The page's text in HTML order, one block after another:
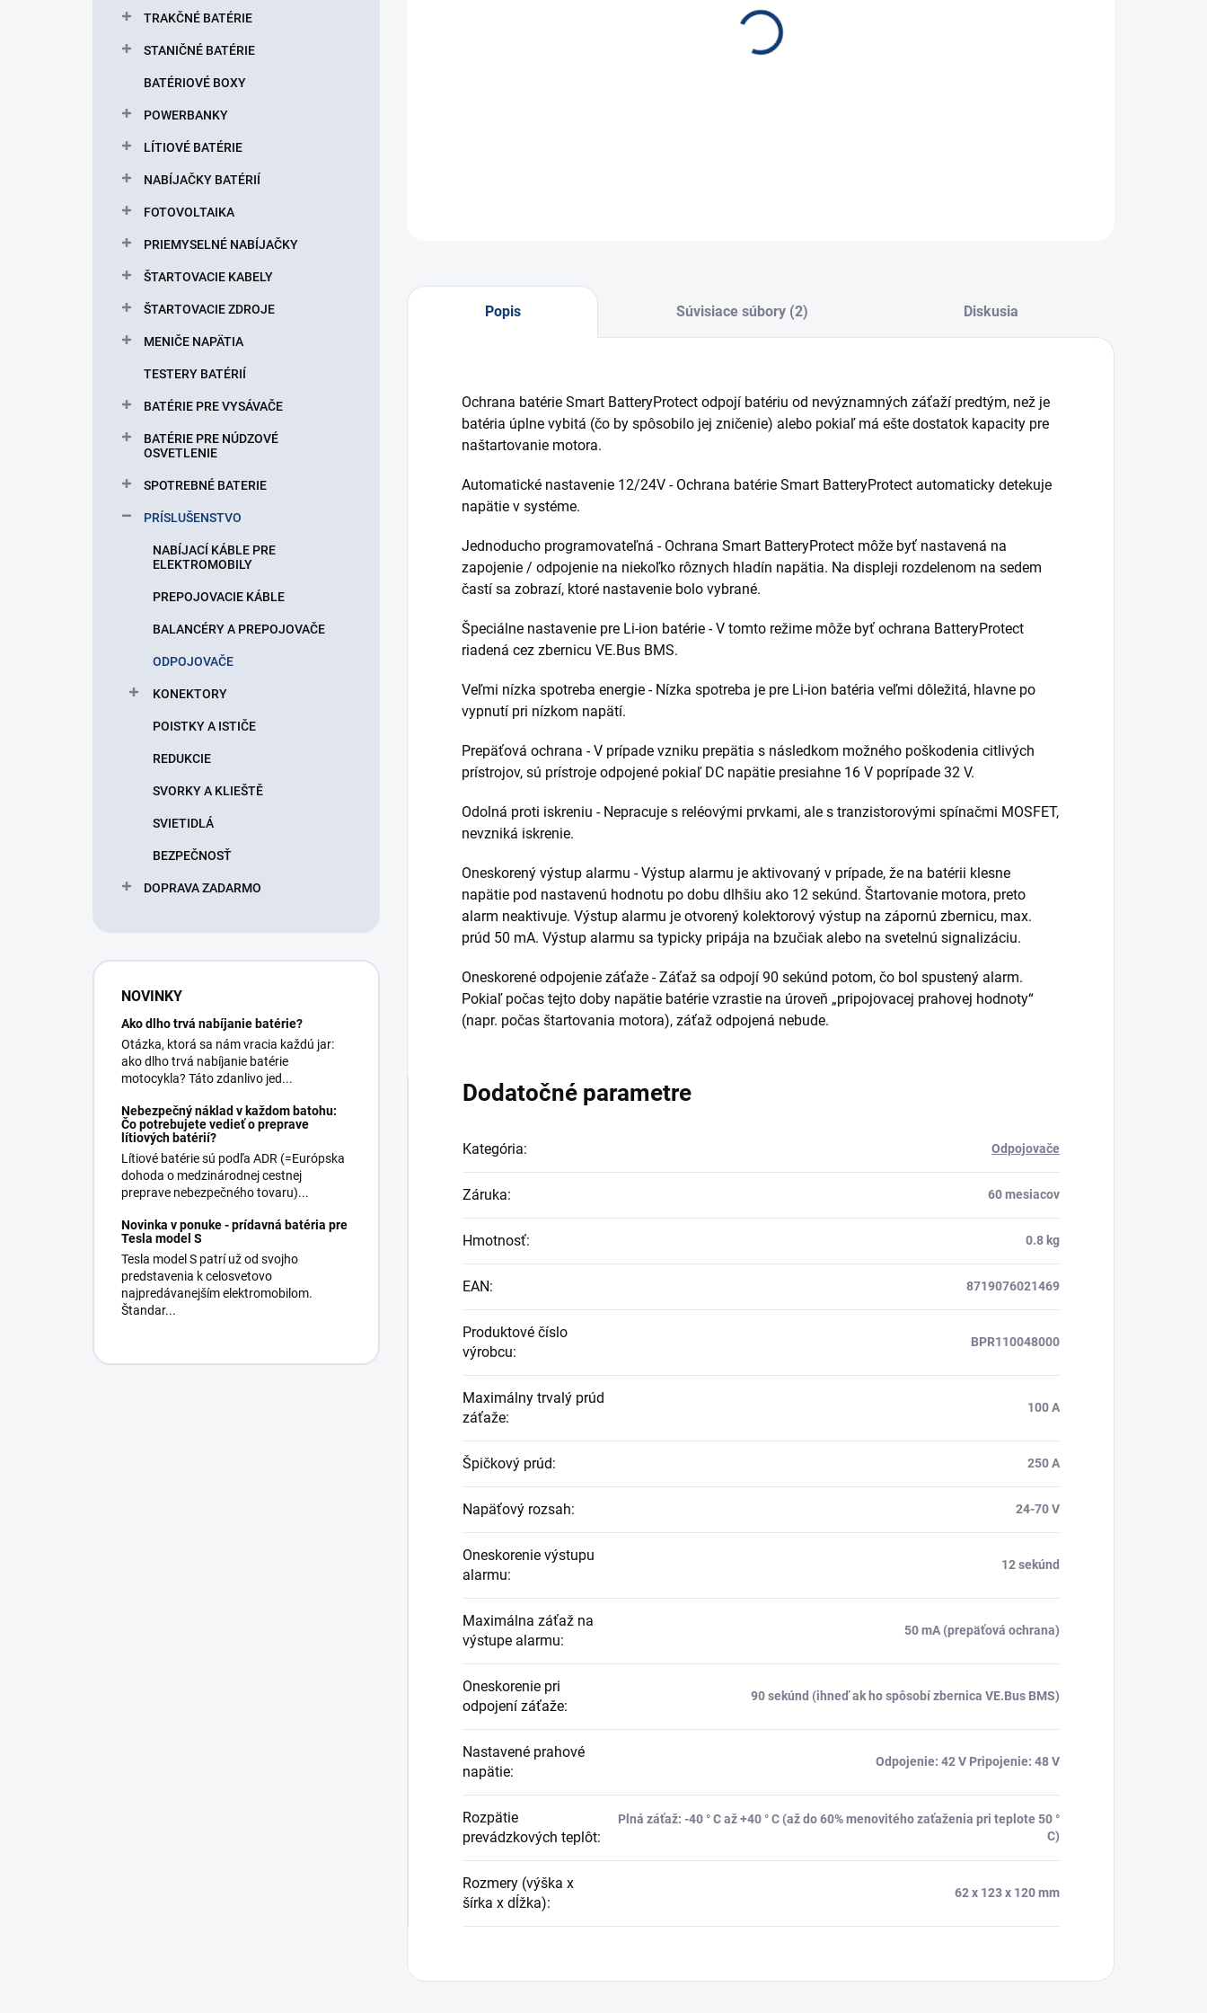
TRAKČNÉ BATÉRIE
STANIČNÉ BATÉRIE
BATÉRIOVÉ BOXY
POWERBANKY
LÍTIOVÉ BATÉRIE
NABÍJAČKY BATÉRIÍ
FOTOVOLTAIKA
PRIEMYSELNÉ NABÍJAČKY
ŠTARTOVACIE KABELY
ŠTARTOVACIE ZDROJE
MENIČE NAPÄTIA
TESTERY BATÉRIÍ
BATÉRIE PRE VYSÁVAČE
BATÉRIE PRE NÚDZOVÉ
OSVETLENIE
SPOTREBNÉ BATERIE
PRÍSLUŠENSTVO
NABÍJACÍ KÁBLE PRE
ELEKTROMOBILY
PREPOJOVACIE KÁBLE
BALANCÉRY A PREPOJOVAČE
ODPOJOVAČE
KONEKTORY
POISTKY A ISTIČE
REDUKCIE
SVORKY A KLIEŠTĚ
SVIETIDLÁ
BEZPEČNOSŤ
DOPRAVA ZADARMO
NOVINKY
Ako dlho trvá nabíjanie batérie?
Otázka, ktorá sa nám vracia každú jar:
ako dlho trvá nabíjanie batérie
motocykla? Táto zdanlivo jed...
Nebezpečný náklad v každom batohu:
Čo potrebujete vedieť o preprave
lítiových batérií?
Lítiové batérie sú podľa ADR (=Európska
dohoda o medzinárodnej cestnej
preprave nebezpečného tovaru)...
Novinka v ponuke - prídavná batéria pre
Tesla model S
Tesla model S patrí už od svojho
predstavenia k celosvetovo
najpredávanejším elektromobilom.
Štandar...
DETAILNÉ INFORMÁCIE
Popis Súvisiace súbory (2) Diskusia
Ochrana batérie Smart BatteryProtect odpojí batériu od nevýznamných záťaží predtým, než je
batéria úplne vybitá (čo by spôsobilo jej zničenie) alebo pokiaľ má ešte dostatok kapacity pre
naštartovanie motora.
Automatické nastavenie 12/24V - Ochrana batérie Smart BatteryProtect automaticky detekuje
napätie v systéme.
Jednoducho programovateľná - Ochrana Smart BatteryProtect môže byť nastavená na
zapojenie / odpojenie na niekoľko rôznych hladín napätia. Na displeji rozdelenom na sedem
častí sa zobrazí, ktoré nastavenie bolo vybrané.
Špeciálne nastavenie pre Li-ion batérie - V tomto režime môže byť ochrana BatteryProtect
riadená cez zbernicu VE.Bus BMS.
Veľmi nízka spotreba energie - Nízka spotreba je pre Li-ion batéria veľmi dôležitá, hlavne po
vypnutí pri nízkom napätí.
Prepäťová ochrana - V prípade vzniku prepätia s následkom možného poškodenia citlivých
prístrojov, sú prístroje odpojené pokiaľ DC napätie presiahne 16 V poprípade 32 V.
Odolná proti iskreniu - Nepracuje s reléovými prvkami, ale s tranzistorovými spínačmi MOSFET,
nevzniká iskrenie.
Oneskorený výstup alarmu - Výstup alarmu je aktivovaný v prípade, že na batérii klesne
napätie pod nastavenú hodnotu po dobu dlhšiu ako 12 sekúnd. Štartovanie motora, preto
alarm neaktivuje. Výstup alarmu je otvorený kolektorový výstup na zápornú zbernicu, max.
prúd 50 mA. Výstup alarmu sa typicky pripája na bzučiak alebo na svetelnú signalizáciu.
Oneskorené odpojenie záťaže - Záťaž sa odpojí 90 sekúnd potom, čo bol spustený alarm.
Pokiaľ počas tejto doby napätie batérie vzrastie na úroveň „pripojovacej prahovej hodnoty“
(napr. počas štartovania motora), záťaž odpojená nebude.
Dodatočné parametre
Kategória: Odpojovače
Záruka: 60 mesiacov
Hmotnosť: 0.8 kg
EAN: 8719076021469
Produktové číslo
výrobcu:
BPR110048000
Maximálny trvalý prúd
záťaže:
100 A
Špičkový prúd: 250 A
Napäťový rozsah: 24-70 V
Oneskorenie výstupu
alarmu:
12 sekúnd
Maximálna záťaž na
výstupe alarmu:
50 mA (prepäťová ochrana)
Oneskorenie pri
odpojení záťaže:
90 sekúnd (ihneď ak ho spôsobí zbernica VE.Bus BMS)
Nastavené prahové
napätie:
Odpojenie: 42 V Pripojenie: 48 V
Rozpätie
prevádzkových teplôt:
Plná záťaž: -40 ° C až +40 ° C (až do 60% menovitého zaťaženia pri teplote 50 °
C)
Rozmery (výška x
šírka x dĺžka):
62 x 123 x 120 mm